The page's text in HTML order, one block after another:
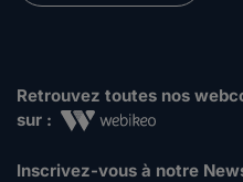
Retrouvez toutes nos
sur :
Inscrivez-vous à notre